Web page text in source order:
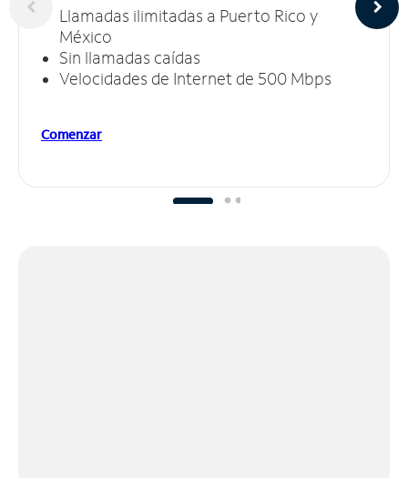
Llamadas ilimitadas a Puerto Rico y
México
Sin llamadas caídas
Velocidades de Internet de 500 Mbps
Comenzar